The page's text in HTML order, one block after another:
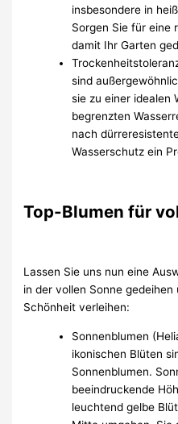
insbesondere in
Sorgen Sie für eine
damit Ihr Garten
sind
sie zu einer idealen
begrenzten
nach
Wasserschutz ein
Top-Blumen für
Lassen Sie uns nun eine
in der vollen Sonne
Schönheit verleihen:
Sonnenblumen
ikonischen Blüten
Sonnenblumen.
beeindruckende
leuchtend gelbe